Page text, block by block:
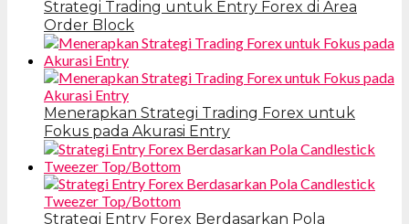
Strategi Trading untuk Entry Forex di Area
Order Block
Menerapkan Strategi Trading Forex untuk
Fokus pada Akurasi Entry
Strategi Entry Forex Berdasarkan Pola